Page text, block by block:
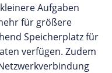
Aufgaben
für größere
Speicherplatz für
verfügen. Zudem